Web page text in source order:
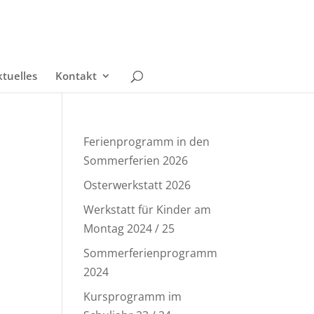
Kontakt
Ferienprogramm in den
Sommerferien 2026
Osterwerkstatt 2026
Werkstatt für Kinder am
Montag 2024 / 25
Sommerferienprogramm
2024
Kursprogramm im